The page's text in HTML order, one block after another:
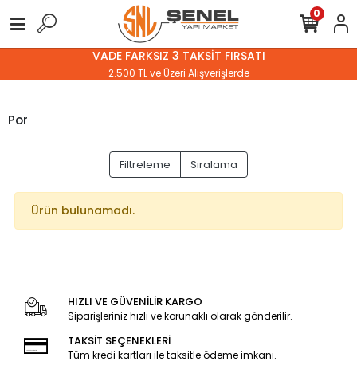
VADE FARKSIZ 3 TAKSİT FIRSATI
2.500 TL ve Üzeri Alışverişlerde
0
Por
Filtreleme Sıralama
Ürün bulunamadı.
HIZLI VE GÜVENİLİR KARGO
Siparişleriniz hızlı ve korunaklı olarak gönderilir.
TAKSİT SEÇENEKLERİ
Tüm kredi kartları ile taksitle ödeme imkanı.